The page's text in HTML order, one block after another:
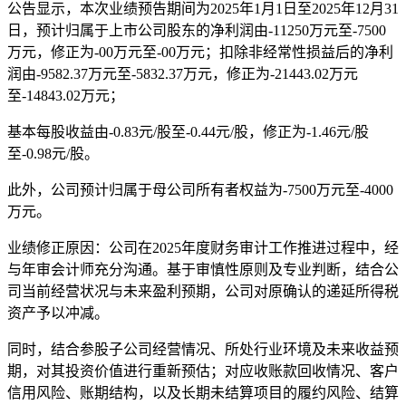
公告显示，本次业绩预告期间为2025年1月1日至2025年12月31
日，预计归属于上市公司股东的净利润由-11250万元至-7500
万元，修正为-00万元至-00万元；扣除非经常性损益后的净利
润由-9582.37万元至-5832.37万元，修正为-21443.02万元
至-14843.02万元；
基本每股收益由-0.83元/股至-0.44元/股，修正为-1.46元/股
至-0.98元/股。
此外，公司预计归属于母公司所有者权益为-7500万元至-4000
万元。
业绩修正原因：公司在2025年度财务审计工作推进过程中，经
与年审会计师充分沟通。基于审慎性原则及专业判断，结合公
司当前经营状况与未来盈利预期，公司对原确认的递延所得税
资产予以冲减。
同时，结合参股子公司经营情况、所处行业环境及未来收益预
期，对其投资价值进行重新预估；对应收账款回收情况、客户
信用风险、账期结构，以及长期未结算项目的履约风险、结算